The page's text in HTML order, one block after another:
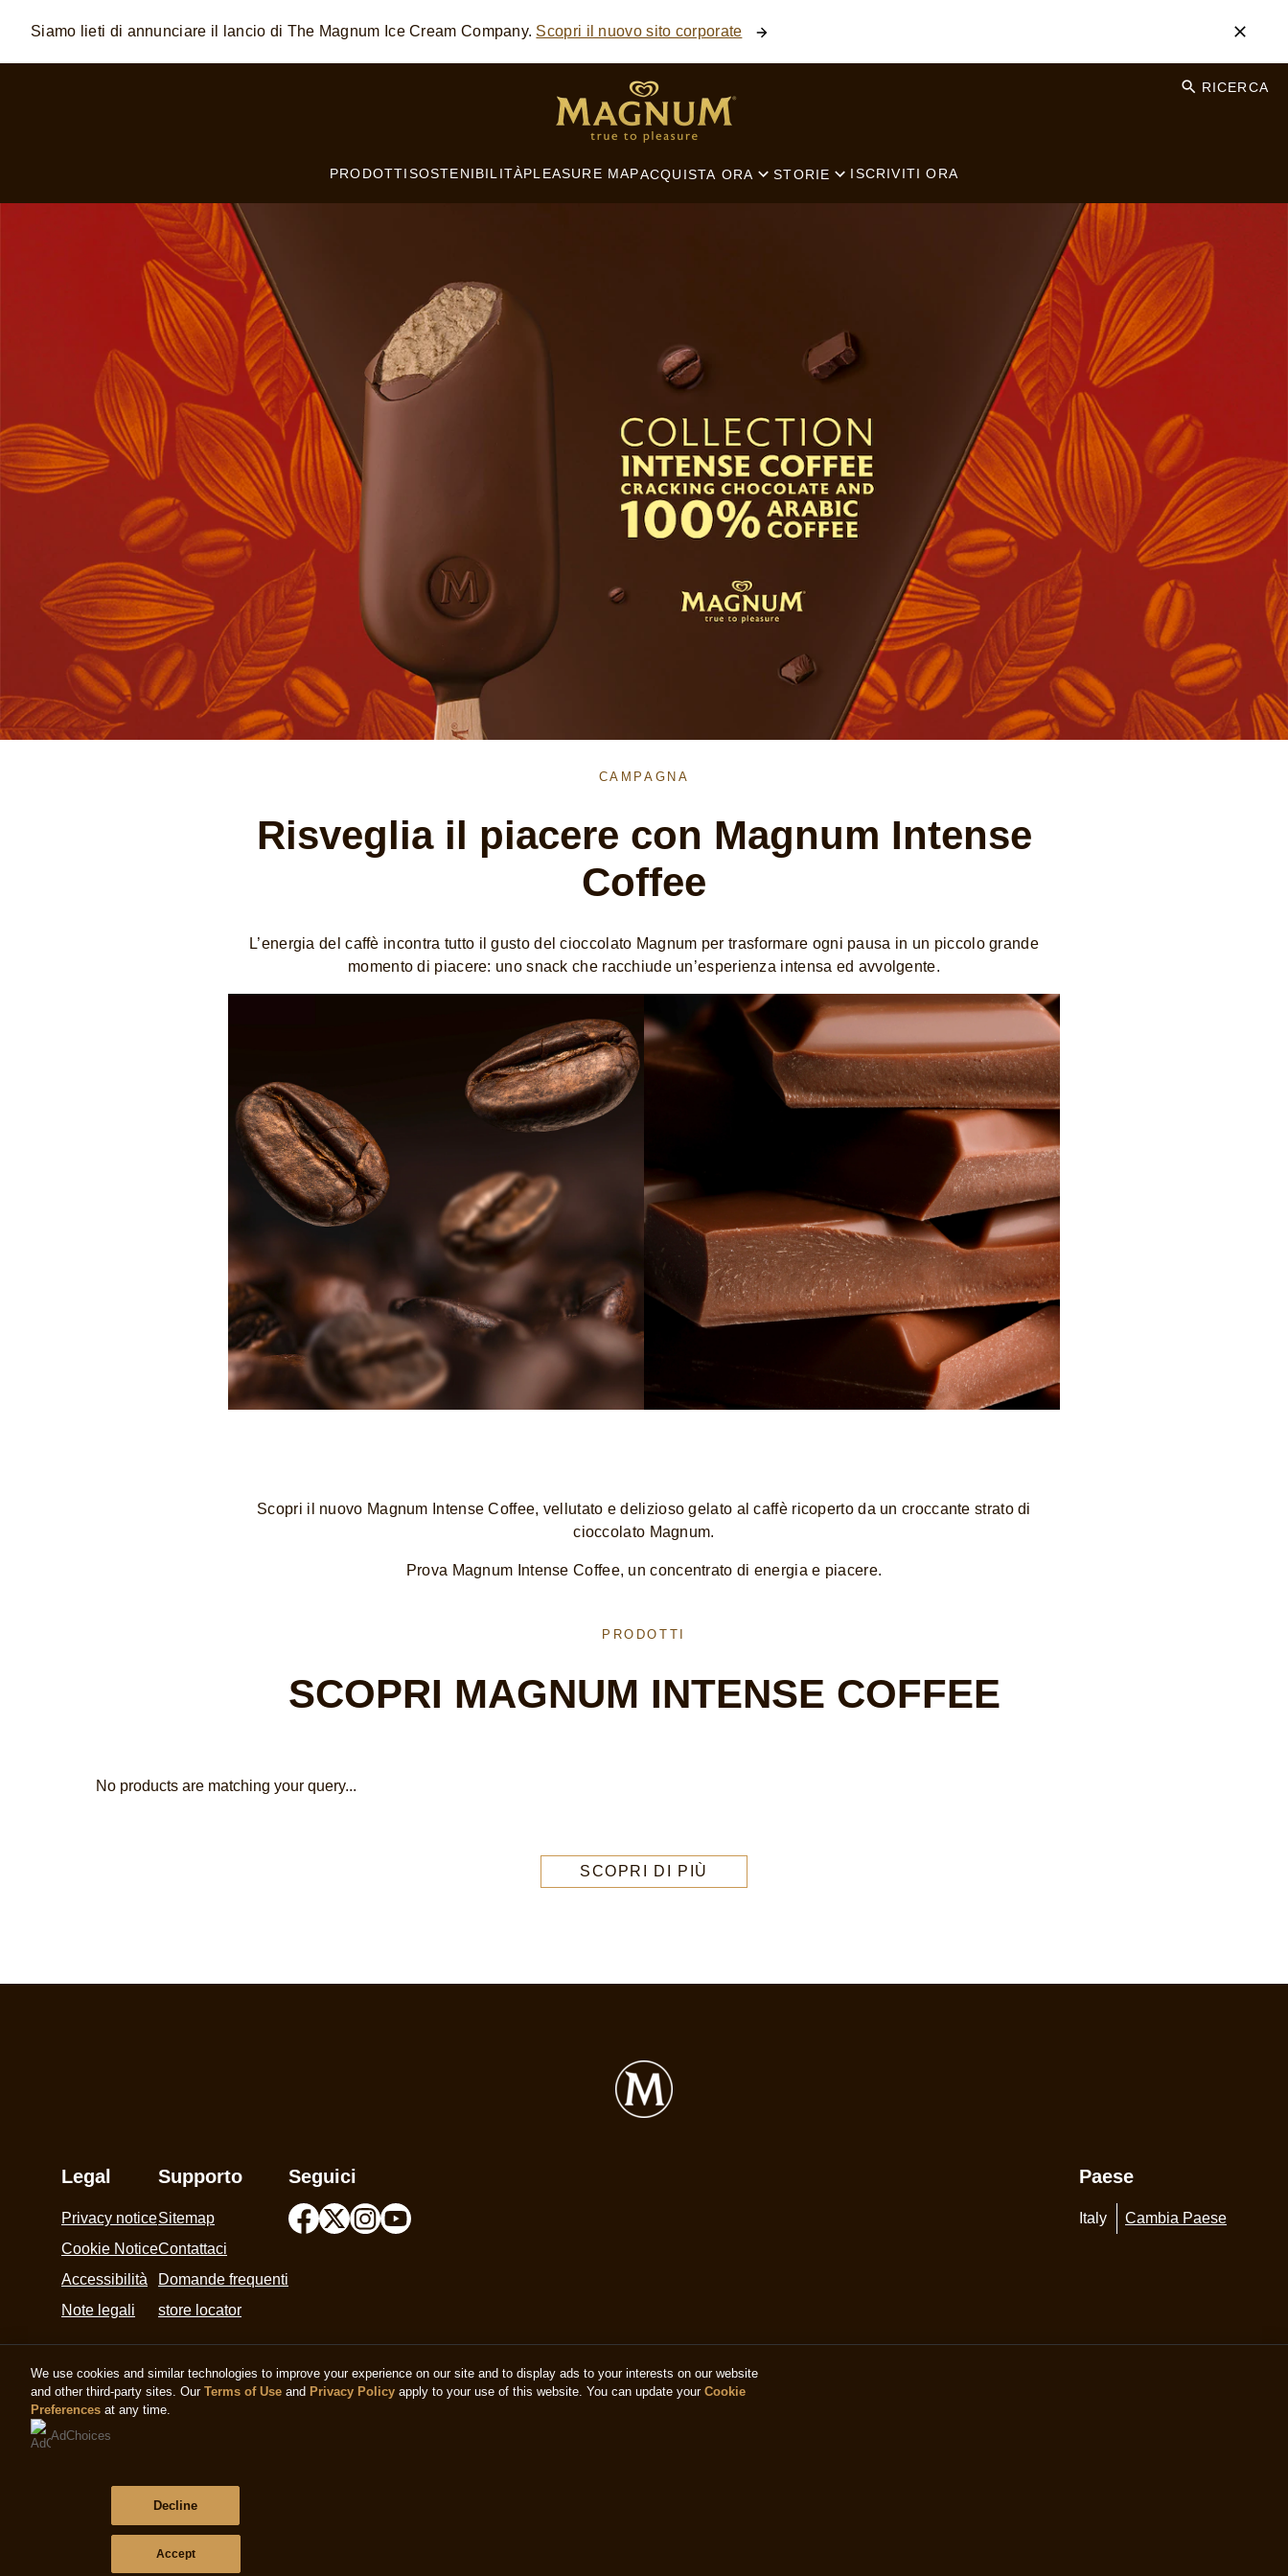
Skip to: MAIN CONTENT FOOTER SEARCH
Siamo lieti di annunciare il lancio di The Magnum Ice Cream Company. Scopri il nuovo sito corporate
PRODOTTISOSTENIBILITÀPLEASURE MAPACQUISTA ORA STORIE ISCRIVITI ORA
RICERCA
CAMPAGNA
Risveglia il piacere con Magnum Intense
Coffee
L’energia del caffè incontra tutto il gusto del cioccolato Magnum per trasformare ogni pausa in un piccolo grande
momento di piacere: uno snack che racchiude un’esperienza intensa ed avvolgente.
Scopri il nuovo Magnum Intense Coffee, vellutato e delizioso gelato al caffè ricoperto da un croccante strato di
cioccolato Magnum.
Prova Magnum Intense Coffee, un concentrato di energia e piacere.
PRODOTTI
SCOPRI MAGNUM INTENSE COFFEE
No products are matching your query...
SCOPRI DI PIÙ
Legal
Privacy notice
Cookie Settings
Cookie Notice
Accessibilità
Note legali
Supporto
Sitemap
Contattaci
Domande frequenti
store locator
Seguici Paese
Italy Cambia Paese
© 2026 Copyright The Magnum Ice Cream Company.
We use cookies and similar technologies to improve your experience on our site and to display ads to your interests on our website
and other third-party sites. Our Terms of Use and Privacy Policy apply to your use of this website. You can update your Cookie
Preferences at any time.
AdChoices
Decline
Accept